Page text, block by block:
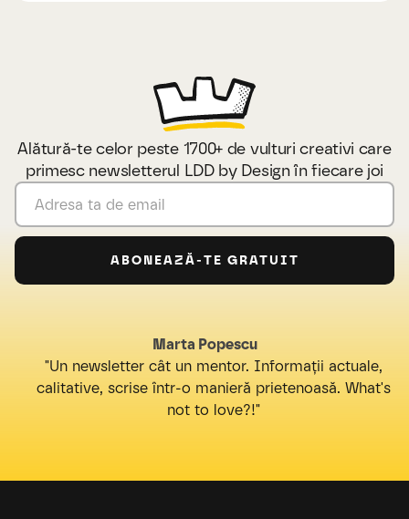
Alătură-te celor peste 1700+ de vulturi creativi care
primesc newsletterul LDD by Design în fiecare joi
Marta Popescu
"Un newsletter cât un mentor. Informații actuale,
calitative, scrise într-o manieră prietenoasă. What's
not to love?!"